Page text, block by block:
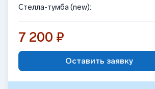
Стелла-тумба (new):
7 200 ₽
Оставить заявку